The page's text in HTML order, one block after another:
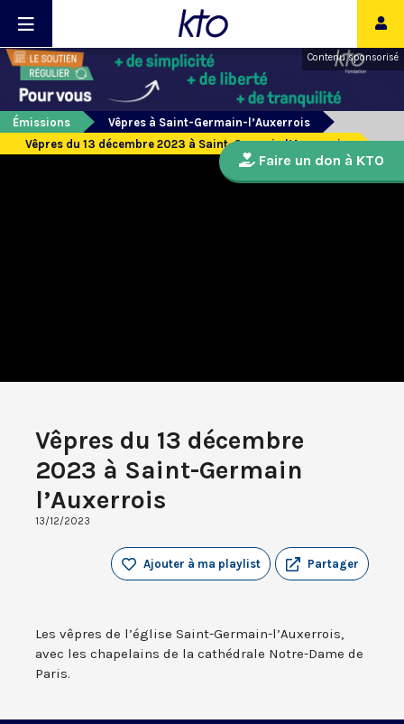
Contenu sponsorisé
Émissions
Vêpres à Saint-Germain-l’Auxerrois
Vêpres du 13 décembre 2023 à Saint-Germain l’Auxerrois
Vêpres du 13 décembre
2023 à Saint-Germain
l’Auxerrois
13/12/2023
Partager
Ajouter à ma playlist
Les vêpres de l’église Saint-Germain-l’Auxerrois,
avec les chapelains de la cathédrale Notre-Dame de
Paris.
Faire un don à KTO